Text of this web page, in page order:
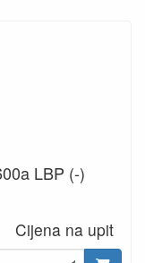
LBP (-)
Cijena na upit